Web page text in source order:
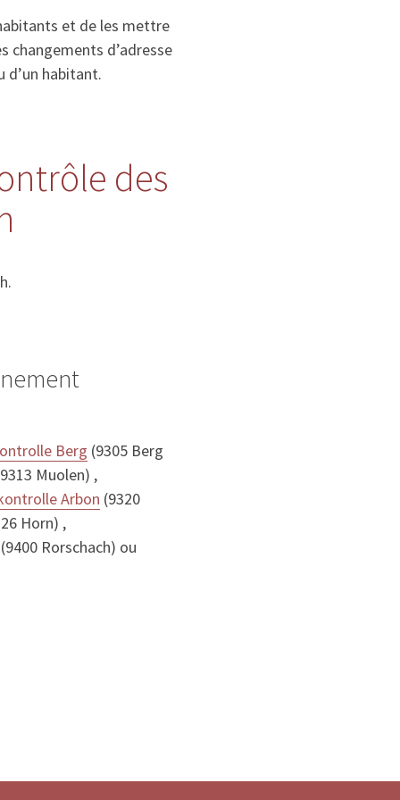
et de les mettre
changements d’adresse
d’un habitant.
des
Berg (9305 Berg
Muolen) ,
Arbon (9320
Horn) ,
Rorschach) ou